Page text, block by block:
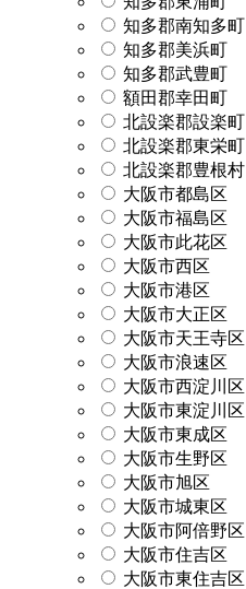
知多郡南知多町
知多郡美浜町
知多郡武豊町
額田郡幸田町
北設楽郡設楽町
北設楽郡東栄町
北設楽郡豊根村
大阪市都島区
大阪市福島区
大阪市此花区
大阪市西区
大阪市港区
大阪市大正区
大阪市天王寺区
大阪市浪速区
大阪市西淀川区
大阪市東淀川区
大阪市東成区
大阪市生野区
大阪市旭区
大阪市城東区
大阪市阿倍野区
大阪市住吉区
大阪市東住吉区